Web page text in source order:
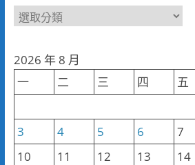
新
類
2026 年 8 月
一
二 三 四 五
3
4 5 6 7
10
11 12 13 14